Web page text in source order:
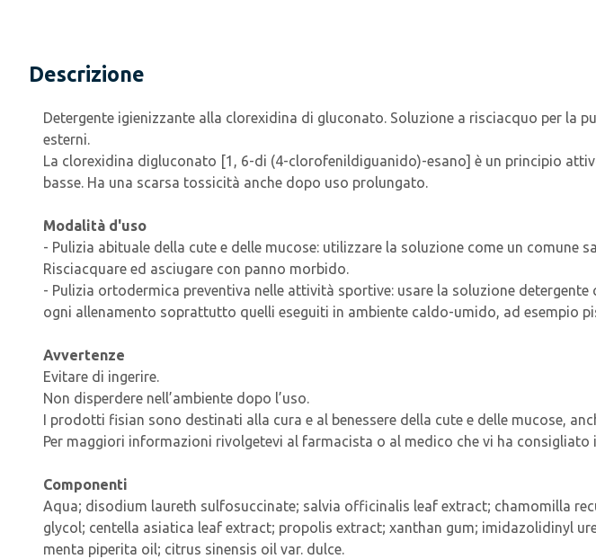
Descrizione
Detergente igienizzante alla clorexidina di gluconato. Soluzione a risciacquo per la
esterni.
La clorexidina digluconato [1, 6-di (4-clorofenildiguanido)-esano] è un principio
basse. Ha una scarsa tossicità anche dopo uso prolungato.
Modalità d'uso
- Pulizia abituale della cute e delle mucose: utilizzare la soluzione come un
Risciacquare ed asciugare con panno morbido.
- Pulizia ortodermica preventiva nelle attività sportive: usare la soluzione
ogni allenamento soprattutto quelli eseguiti in ambiente caldo-umido, ad esempio
Avvertenze
Evitare di ingerire.
Non disperdere nell’ambiente dopo l’uso.
I prodotti fisian sono destinati alla cura e al benessere della cute e delle mucose,
Per maggiori informazioni rivolgetevi al farmacista o al medico che vi ha
Componenti
Aqua; disodium laureth sulfosuccinate; salvia officinalis leaf extract; chamomilla
glycol; centella asiatica leaf extract; propolis extract; xanthan gum; imidazolidinyl
menta piperita oil; citrus sinensis oil var. dulce.